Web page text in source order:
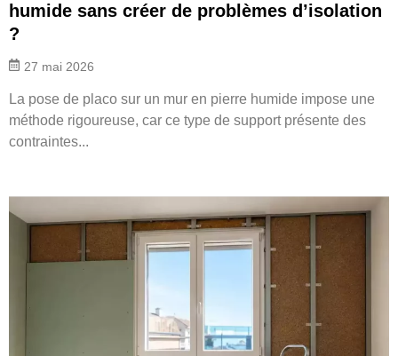
humide sans créer de problèmes d’isolation
?
27 mai 2026
La pose de placo sur un mur en pierre humide impose une
méthode rigoureuse, car ce type de support présente des
contraintes...